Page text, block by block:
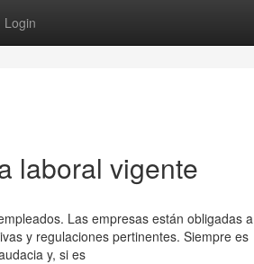
Login
laboral vigente
Las empresas están obligadas a
y regulaciones pertinentes. Siempre es
y, si es